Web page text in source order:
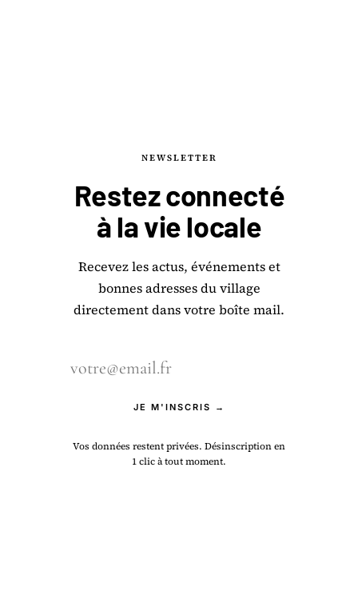
NEWSLETTER
Restez connecté
à lavie locale
Recevez les actus, événements et
bonnes adresses du village
directement dans votre boîte mail.
JE M'INSCRIS →
Vos données restent privées. Désinscription en
1 clic à tout moment.